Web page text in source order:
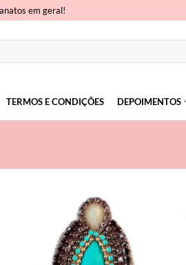
em geral!
TERMOS E CONDIÇÕES DEPOIMENTOS